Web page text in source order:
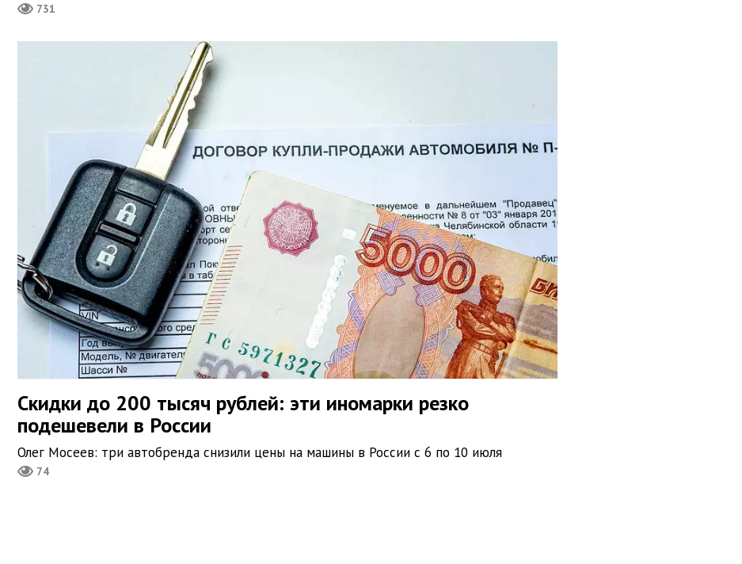
731
Скидки до 200 тысяч рублей: эти иномарки резко
подешевели в России
Олег Мосеев: три автобренда снизили цены на машины в России с 6 по 10 июля
74